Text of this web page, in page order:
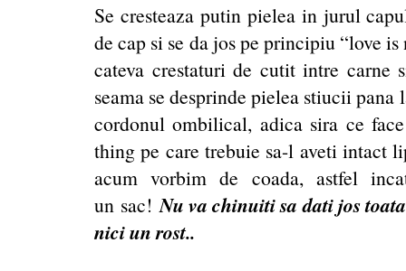
Se cresteaza putin pielea in jurul
de cap si se da jos pe principiu “love
cateva crestaturi de cutit intre carne
seama se desprinde pielea stiucii
cordonul ombilical, adica sira ce
thing pe care trebuie sa-l aveti intact
acum vorbim de coada, astfel
un sac! Nu va chinuiti sa dati jos
nici un rost..